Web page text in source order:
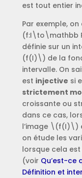
est tout entier
Par exemple,
(f:I\to\mathbb
définie sur un
(f(I)\) de la
intervalle. On
est injective si
strictement
croissante ou
dans ce cas,
l’image \(f(I)\)
on étude les
lorsque cela
(voir Qu’est-ce
Définition et